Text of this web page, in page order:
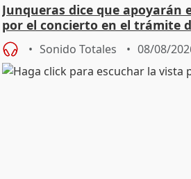
Junqueras dice que apoyarán
por el concierto en el trámite
Sonido Totales 08/08/